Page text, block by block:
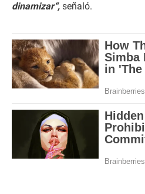
dinamizar“, señaló.